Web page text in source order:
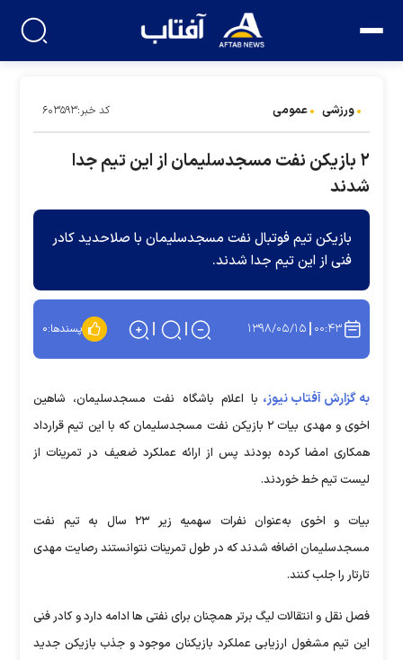
ورزشی عمومی کد خبر:۶۰۳۵۹۳
۲ بازیکن نفت مسجدسلیمان از این تیم جدا
شدند
بازیکن تیم فوتبال نفت مسجدسلیمان با صلاحدید کادر
فنی از این تیم جدا شدند.
۰۰:۴۳ ۱۳۹۸/۰۵/۱۵ پسندها:۰
به گزارش آفتاب نیوز، با اعلام باشگاه نفت مسجدسلیمان، شاهین
اخوی و مهدی بیات ۲ بازیکن نفت مسجدسلیمان که با این تیم قرارداد
همکاری امضا کرده بودند پس از ارائه عملکرد ضعیف در تمرینات از
لیست تیم خط خوردند.
بیات و اخوی به‌عنوان نفرات سهمیه زیر ۲۳ سال به تیم نفت
مسجدسلیمان اضافه شدند که در طول تمرینات نتوانستند رصایت مهدی
تارتار را جلب کنند.
فصل نقل و انتقالات لیگ برتر همچنان برای نفتی ها ادامه دارد و کادر فنی
این تیم مشغول ارزیابی عملکرد بازیکنان موجود و جذب بازیکن جدید